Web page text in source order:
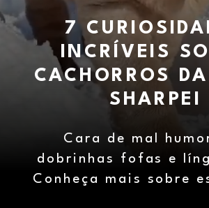
7
INCRÍVEIS
CACHORROS
SHARPEI
Cara de mal
dobrinhas fofas e
Conheça mais sobre